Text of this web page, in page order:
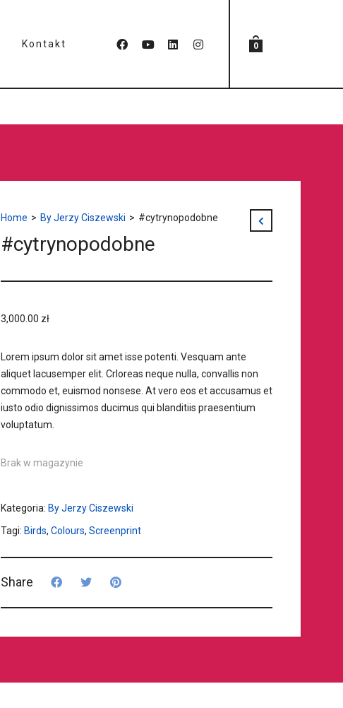
0
Kontakt
Home > By Jerzy Ciszewski > #cytrynopodobne
#cytrynopodobne
3,000.00 zł
Lorem ipsum dolor sit amet isse potenti. Vesquam ante
aliquet lacusemper elit. Crloreas neque nulla, convallis non
commodo et, euismod nonsese. At vero eos et accusamus et
iusto odio dignissimos ducimus qui blanditiis praesentium
voluptatum.
Brak w magazynie
Kategoria: By Jerzy Ciszewski
Tagi: Birds, Colours, Screenprint
Share